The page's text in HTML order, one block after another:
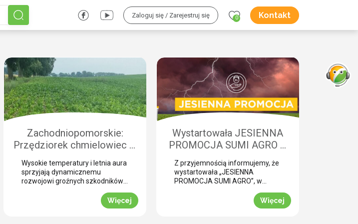
Zaloguj się / Zarejestruj się 0 Kontakt
Zachodniopomorskie:
Przędziorek chmielowiec w
burakach. Jak nie pomylić go
z suszą i skutecznie
zwalczyć? (WIDEO)
Wysokie temperatury i letnia aura
sprzyjają dynamicznemu
rozwojowi groźnych szkodników
cukrowego. Jednym z najbardziej
podstępnych zagrożeń w tym
Więcej
Wystartowała JESIENNA
PROMOCJA SUMI AGRO –
zyskaj natychmiastowe
rabaty!
Z przyjemnością informujemy, że
wystartowała „JESIENNA
PROMOCJA SUMI AGRO”, w
produktowych można uzyskać
atrakcyjny rabat! Promocja trwa
Więcej